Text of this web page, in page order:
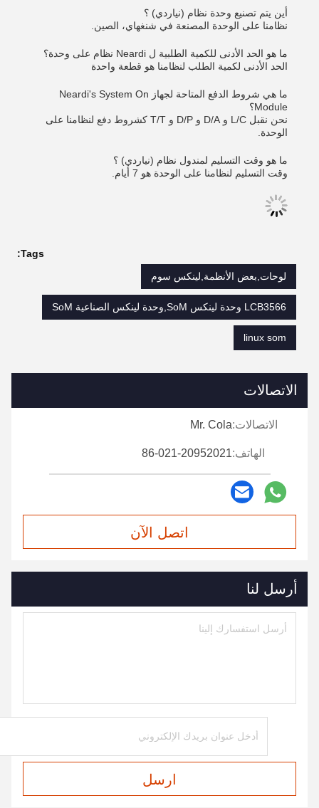
أين يتم تصنيع وحدة نظام (نياردي) ؟
نظامنا على الوحدة المصنعة في شنغهاي، الصين.
ما هو الحد الأدنى للكمية الطلبية ل Neardi نظام على وحدة؟
الحد الأدنى لكمية الطلب لنظامنا هو قطعة واحدة
ما هي شروط الدفع المتاحة لجهاز Neardi's System On
Module؟
نحن نقبل L/C و D/A و D/P و T/T كشروط دفع لنظامنا على
الوحدة.
ما هو وقت التسليم لمندول نظام (نياردي) ؟
وقت التسليم لنظامنا على الوحدة هو 7 أيام.
Tags:
لوحات,بعض الأنظمة,لينكس سوم
LCB3566 وحدة لينكس SoM,وحدة لينكس الصناعية SoM
linux som
الاتصالات
الاتصالات:Mr. Cola
الهاتف:86-021-20952021
اتصل الآن
أرسل لنا
ارسل